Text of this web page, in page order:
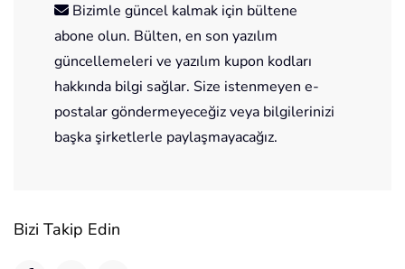
Bizimle güncel kalmak için bültene
abone olun. Bülten, en son yazılım
güncellemeleri ve yazılım kupon kodları
hakkında bilgi sağlar. Size istenmeyen e-
postalar göndermeyeceğiz veya bilgilerinizi
başka şirketlerle paylaşmayacağız.
Bizi Takip Edin